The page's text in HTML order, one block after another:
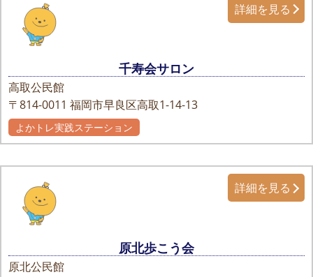
千寿会サロン
高取公民館
〒814-0011 福岡市早良区高取1-14-13
詳細を見る
よかトレ実践ステーション
原北歩こう会
原北公民館
詳細を見る